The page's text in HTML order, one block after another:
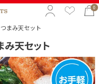
0
まみ天セット
み天セット